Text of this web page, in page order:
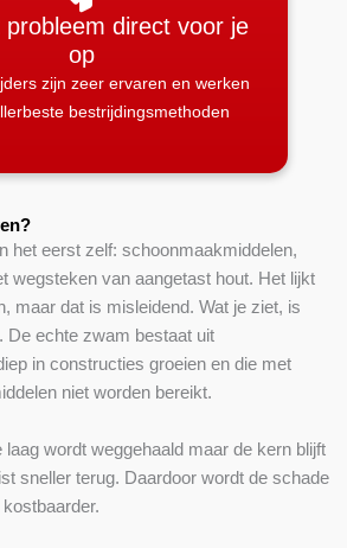
probleem direct voor je
op
zijn zeer ervaren en werken
bestrijdingsmethoden
het eerst zelf: schoonmaakmiddelen,
wegsteken van aangetast hout. Het lijkt
maar dat is misleidend. Wat je ziet, is
De echte zwam bestaat uit
in constructies groeien en die met
niet worden bereikt.
laag wordt weggehaald maar de kern blijft
sneller terug. Daardoor wordt de schade